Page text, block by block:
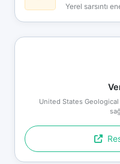
Yerel sarsıntı
United States Geological